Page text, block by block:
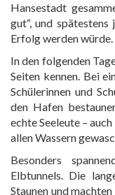
Hansestadt
gut“, und
Erfolg werden würde.
In den folgenden
Seiten kennen. Bei
Schülerinnen und
den Hafen
echte Seeleute –
allen Wassern
Besonders
Elbtunnels. Die
Staunen und